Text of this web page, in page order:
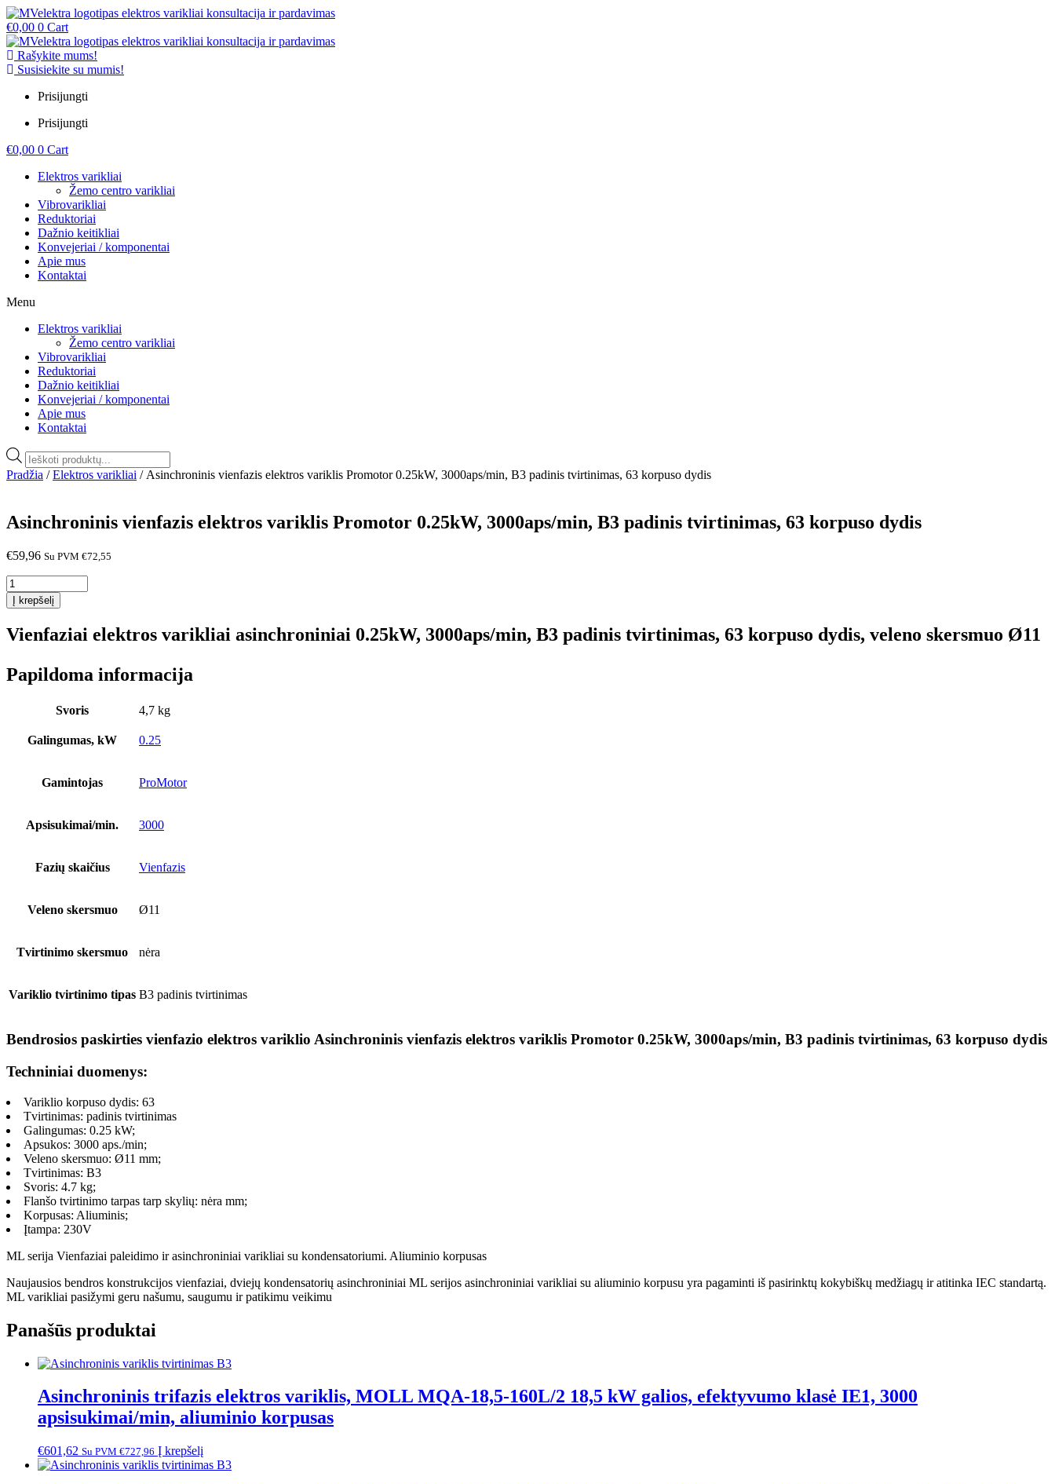
€0,00 0 Cart
Rašykite mums!
Susisiekite su mumis!
Prisijungti
Prisijungti
€0,00 0 Cart
Elektros varikliai
Žemo centro varikliai
Vibrovarikliai
Reduktoriai
Dažnio keitikliai
Konvejeriai / komponentai
Apie mus
Kontaktai
Menu
Elektros varikliai
Žemo centro varikliai
Vibrovarikliai
Reduktoriai
Dažnio keitikliai
Konvejeriai / komponentai
Apie mus
Kontaktai
Products
search
Pradžia /Elektros varikliai / Asinchroninis vienfazis elektros variklis Promotor 0.25kW, 3000aps/min, B3 padinis tvirtinimas, 63 korpuso dydis
Asinchroninis vienfazis elektros variklis Promotor 0.25kW, 3000aps/min, B3 padinis tvirtinimas, 63 korpuso dydis
€59,96 Su PVM €72,55
produkto
kiekis:
Asinchroninis
elektros
Promotor
0.25kW,
tvirtinimas,
Į krepšelį
Vienfaziai elektros varikliai asinchroniniai 0.25kW, 3000aps/min, B3 padinis tvirtinimas, 63 korpuso dydis, veleno skersmuo Ø11
Papildoma informacija
Svoris 4,7 kg
Galingumas, kW 0.25
Gamintojas ProMotor
Apsisukimai/min. 3000
Fazių skaičius Vienfazis
Veleno skersmuo Ø11
Tvirtinimo skersmuo nėra
Variklio tvirtinimo tipas B3 padinis tvirtinimas
Bendrosios paskirties vienfazio elektros variklio Asinchroninis vienfazis elektros variklis Promotor 0.25kW, 3000aps/min, B3 padinis tvirtinimas, 63 korpuso dydis
Techniniai duomenys:
Variklio korpuso dydis: 63
Tvirtinimas: padinis tvirtinimas
Galingumas: 0.25 kW;
Apsukos: 3000 aps./min;
Veleno skersmuo: Ø11 mm;
Tvirtinimas: B3
Svoris: 4.7 kg;
Flanšo tvirtinimo tarpas tarp skylių: nėra mm;
Korpusas: Aliuminis;
Įtampa: 230V
ML serija Vienfaziai paleidimo ir asinchroniniai varikliai su kondensatoriumi. Aliuminio korpusas
Naujausios bendros konstrukcijos vienfaziai, dviejų kondensatorių asinchroniniai ML serijos asinchroniniai varikliai su aliuminio korpusu yra pagaminti iš pasirinktų kokybiškų medžiagų ir atitinka IEC standartą.
ML varikliai pasižymi geru našumu, saugumu ir patikimu veikimu
Panašūs produktai
Asinchroninis trifazis elektros variklis, MOLL MQA-18,5-160L/2 18,5 kW galios, efektyvumo klasė IE1, 3000
apsisukimai/min, aliuminio korpusas
€601,62 Su PVM €727,96 Į krepšelį